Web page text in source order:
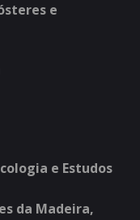
e
e Estudos
da Madeira,